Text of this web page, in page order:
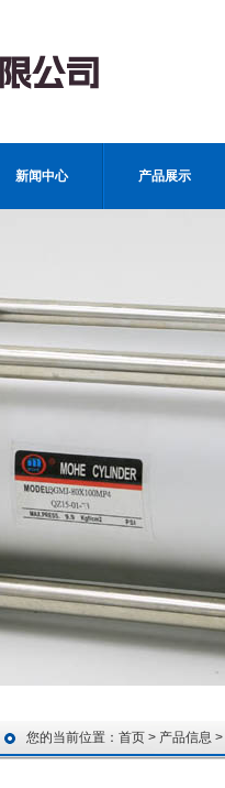
新闻中心 产品展示
您的当前位置： 首页 > 产品信息 >